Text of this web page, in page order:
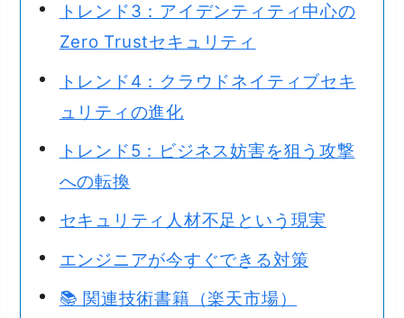
トレンド3：アイデンティティ中心の
Zero Trustセキュリティ
トレンド4：クラウドネイティブセキ
ュリティの進化
トレンド5：ビジネス妨害を狙う攻撃
への転換
セキュリティ人材不足という現実
エンジニアが今すぐできる対策
📚 関連技術書籍（楽天市場）